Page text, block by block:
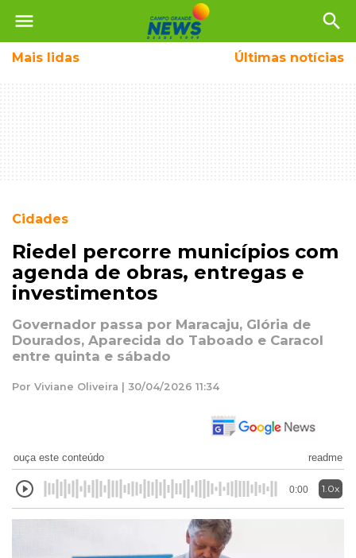
menu search
Mais lidas Últimas notícias
Cidades
Riedel percorre municípios com
agenda de obras, entregas e
investimentos
Governador passa por Maracaju, Glória de
Dourados, Aparecida do Taboado e Caracol
entre quinta e sábado
Por Viviane Oliveira | 30/04/2026 11:34
ouça este conteúdo readme
0:00 1.0x